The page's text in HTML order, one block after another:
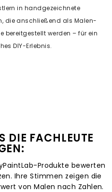
in handgezeichnete
die anschließend als Malen-
bereitgestellt werden – für ein
DIY-Erlebnis.
DIE FACHLEUTE
Produkte bewerten
Ihre Stimmen zeigen die
von Malen nach Zahlen.